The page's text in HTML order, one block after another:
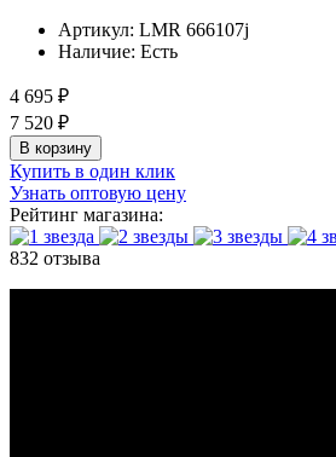
Артикул: LMR 666107j
Наличие: Есть
4 695 ₽
7 520 ₽
В корзину
Купить в один клик
Узнать оптовую цену
Рейтинг магазина:
832 отзыва